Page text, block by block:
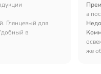
Глянцевый для
в
а
же